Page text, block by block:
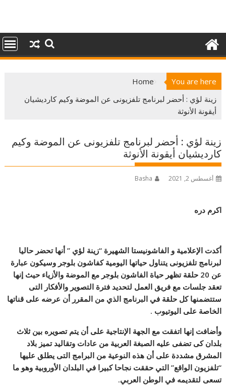
You are here
Home
زينة لؤي : أحضر لبرنامج تلفزيونى عن الموضة وكيم كارديشيان
أيقونة الأنوثة
زينة لؤي : أحضر لبرنامج تلفزيونى عن الموضة وكيم
كارديشيان أيقونة الأنوثة
أغسطس 2, 2021 Basha
اكرم دره
أكدت الإعلامية و الفاشونيستا الشهيرة “زينة لؤي ” أنها تحضر حاليا
لبرنامج تلفزيونى يتناول حياتها اليومية كفاشون بلوجر وسيكون عبارة
عن 20 حلقة تظهر حياة الفاشون بلوجر مع الموضة والأزياء حيث إنها
تعقد جلسات مع فريق العمل لتحديد فترة التصوير والأفكار التى
ستتضمنها كل حلقة في البرنامج الذي من المقرر أن عرضه على قناتها
الخاصة على اليوتيوب .
وأضافت إنها اتفقت مع الجهة الإنتاجية على أن يتم تصويره بين ثلاث
بلدان كى تضفى عليه الصبغة العربية من عادات وتقاليد تميز بلاد
المشرق مشددة على أن هذه النوعية من البرامج التى يطلق عليها
“تلفزيون الواقع” التي حققت نجاحا كبيرا في البلدان الأوروبية وهو ما
تسعى لتقديمه في الوطن العربي.